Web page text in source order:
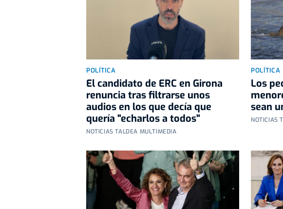
POLÍTICA
El candidato de ERC en Girona
renuncia tras filtrarse unos
audios en los que decía que
quería "echarlos a todos"
NOTICIAS TALDEA MULTIMEDIA
POLÍTICA
Los
sean
NOTICIAS